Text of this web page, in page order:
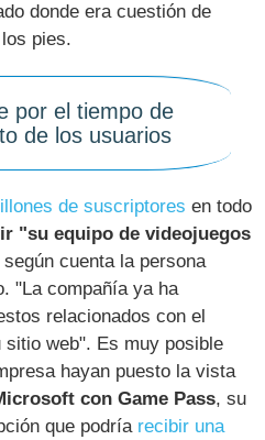
donde era cuestión de
pies.
por el tiempo de
de los usuarios
de suscriptores en todo
"su equipo de videojuegos
según cuenta la persona
"La compañía ya ha
relacionados con el
web". Es muy posible
hayan puesto la vista
con Game Pass, su
que podría recibir una